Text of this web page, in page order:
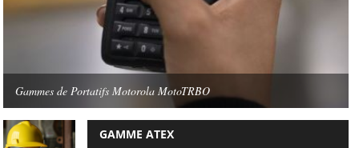
Gammes de Portatifs Motorola MotoTRBO
GAMME ATEX